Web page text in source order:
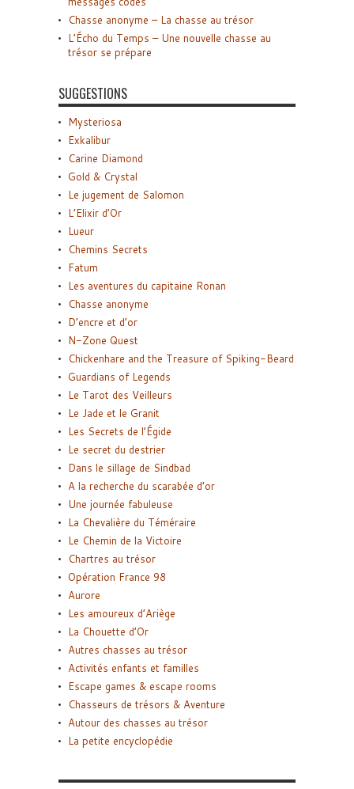
Chasse anonyme – La chasse au trésor
L’Écho du Temps – Une nouvelle chasse au
trésor se prépare
SUGGESTIONS
Mysteriosa
Exkalibur
Carine Diamond
Gold & Crystal
Le jugement de Salomon
L’Elixir d’Or
Lueur
Chemins Secrets
Fatum
Les aventures du capitaine Ronan
Chasse anonyme
D’encre et d’or
N-Zone Quest
Chickenhare and the Treasure of Spiking-Beard
Guardians of Legends
Le Tarot des Veilleurs
Le Jade et le Granit
Les Secrets de l’Égide
Le secret du destrier
Dans le sillage de Sindbad
A la recherche du scarabée d’or
Une journée fabuleuse
La Chevalière du Téméraire
Le Chemin de la Victoire
Chartres au trésor
Opération France 98
Aurore
Les amoureux d’Ariège
La Chouette d’Or
Autres chasses au trésor
Activités enfants et familles
Escape games & escape rooms
Chasseurs de trésors & Aventure
Autour des chasses au trésor
La petite encyclopédie